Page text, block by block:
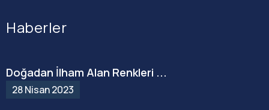
Haberler
Doğadan İlham Alan Renkleri ...
28 Nisan 2023